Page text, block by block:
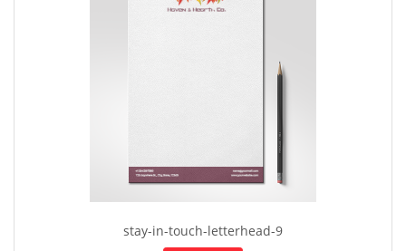
stay-in-touch-letterhead-9